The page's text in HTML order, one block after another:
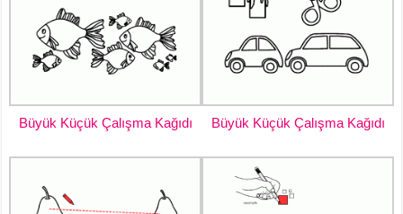
Büyük Küçük Çalışma Kağıdı Büyük Küçük Çalışma Kağıdı